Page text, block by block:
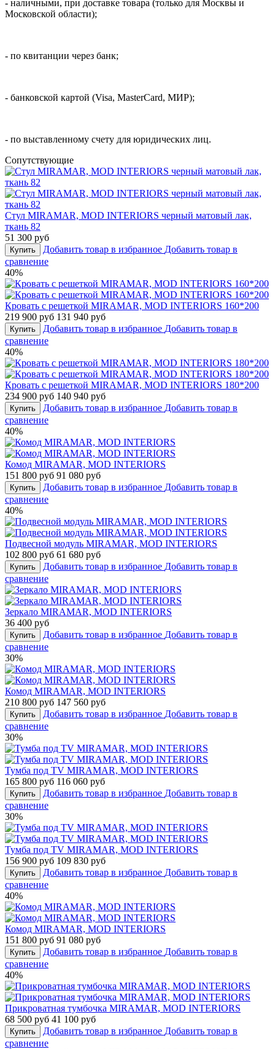
- наличными, при доставке товара (только для Москвы и
Московской области);
- по квитанции через банк;
- банковской картой (Visa, MasterCard, МИР);
- по выставленному счету для юридических лиц.
Cопутствующие
Стул MIRAMAR, MOD INTERIORS черный матовый лак,
ткань 82
51 300 руб
Купить Добавить товар в избранное Добавить товар в
сравнение
40%
Кровать с решеткой MIRAMAR, MOD INTERIORS 160*200
219 900 руб 131 940 руб
Купить Добавить товар в избранное Добавить товар в
сравнение
40%
Кровать с решеткой MIRAMAR, MOD INTERIORS 180*200
234 900 руб 140 940 руб
Купить Добавить товар в избранное Добавить товар в
сравнение
40%
Комод MIRAMAR, MOD INTERIORS
151 800 руб 91 080 руб
Купить Добавить товар в избранное Добавить товар в
сравнение
40%
Подвесной модуль MIRAMAR, MOD INTERIORS
102 800 руб 61 680 руб
Купить Добавить товар в избранное Добавить товар в
сравнение
Зеркало MIRAMAR, MOD INTERIORS
36 400 руб
Купить Добавить товар в избранное Добавить товар в
сравнение
30%
Комод MIRAMAR, MOD INTERIORS
210 800 руб 147 560 руб
Купить Добавить товар в избранное Добавить товар в
сравнение
30%
Тумба под TV MIRAMAR, MOD INTERIORS
165 800 руб 116 060 руб
Купить Добавить товар в избранное Добавить товар в
сравнение
30%
Тумба под TV MIRAMAR, MOD INTERIORS
156 900 руб 109 830 руб
Купить Добавить товар в избранное Добавить товар в
сравнение
40%
Комод MIRAMAR, MOD INTERIORS
151 800 руб 91 080 руб
Купить Добавить товар в избранное Добавить товар в
сравнение
40%
Прикроватная тумбочка MIRAMAR, MOD INTERIORS
68 500 руб 41 100 руб
Купить Добавить товар в избранное Добавить товар в
сравнение